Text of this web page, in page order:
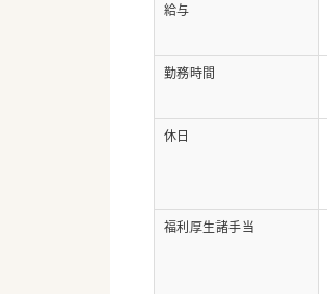
給与
勤務時間
休日
福利厚生諸手当